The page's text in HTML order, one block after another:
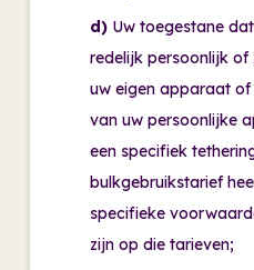
d) Uw toegestane
redelijk persoonlijk
uw eigen apparaat
van uw persoonlijke
een specifiek
bulkgebruikstarief
specifieke
zijn op die tarieven;